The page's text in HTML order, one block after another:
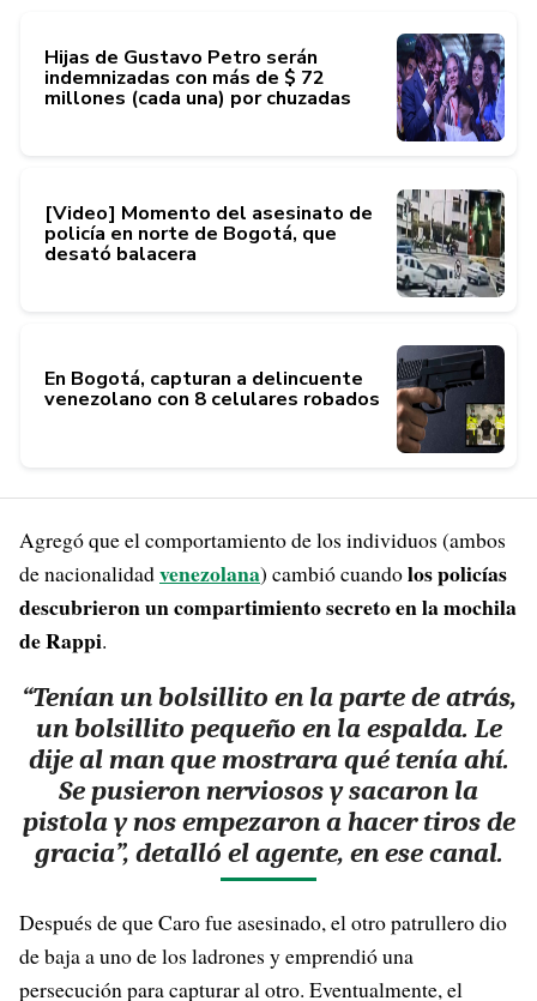
Hijas de Gustavo Petro serán
indemnizadas con más de $ 72
millones (cada una) por chuzadas
[Video] Momento del asesinato de
policía en norte de Bogotá, que
desató balacera
En Bogotá, capturan a delincuente
venezolano con 8 celulares robados
Agregó que el comportamiento de los individuos (ambos
de nacionalidadvenezolana) cambió cuandolos policías
descubrieron un compartimiento secreto en la mochila
de Rappi.
“Tenían un bolsillito en la parte de atrás,
un bolsillito pequeño en la espalda. Le
dije al man que mostrara qué tenía ahí.
Se pusieron nerviosos y sacaron la
pistola y nos empezaron a hacer tiros de
gracia”, detalló el agente, en ese canal.
Después de que Caro fue asesinado, el otro patrullero dio
de baja a uno de los ladrones y emprendió una
persecución para capturar al otro. Eventualmente, el